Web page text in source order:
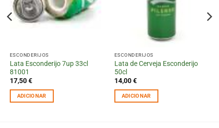
ESCONDERIJOS
Lata Esconderijo 7up 33cl
81001
17,50€
ADICIONAR
ESCONDERIJOS
Lata de Cerveja Esconderijo
50cl
14,00€
ADICIONAR